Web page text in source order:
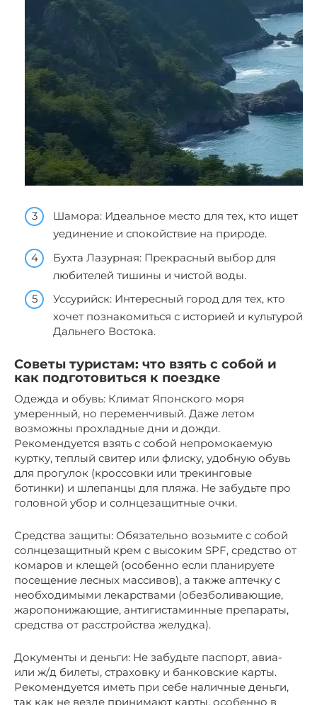
Шамора: Идеальное место для тех, кто ищет
уединение и спокойствие на природе.
Бухта Лазурная: Прекрасный выбор для
любителей тишины и чистой воды.
Уссурийск: Интересный город для тех, кто
хочет познакомиться с историей и культурой
Дальнего Востока.
Советы туристам: что взять с собой и
как подготовиться к поездке
Одежда и обувь: Климат Японского моря
умеренный, но переменчивый. Даже летом
возможны прохладные дни и дожди.
Рекомендуется взять с собой непромокаемую
куртку, теплый свитер или флиску, удобную обувь
для прогулок (кроссовки или трекинговые
ботинки) и шлепанцы для пляжа. Не забудьте про
головной убор и солнцезащитные очки.
Средства защиты: Обязательно возьмите с собой
солнцезащитный крем с высоким SPF, средство от
комаров и клещей (особенно если планируете
посещение лесных массивов), а также аптечку с
необходимыми лекарствами (обезболивающие,
жаропонижающие, антигистаминные препараты,
средства от расстройства желудка).
Документы и деньги: Не забудьте паспорт, авиа-
или ж/д билеты, страховку и банковские карты.
Рекомендуется иметь при себе наличные деньги,
так как не везде принимают карты, особенно в